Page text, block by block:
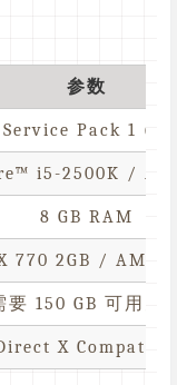
参数
Pack 1
i5-2500K /
8 GB RAM
770 2GB / AMD
要 150 GB 可用空
X